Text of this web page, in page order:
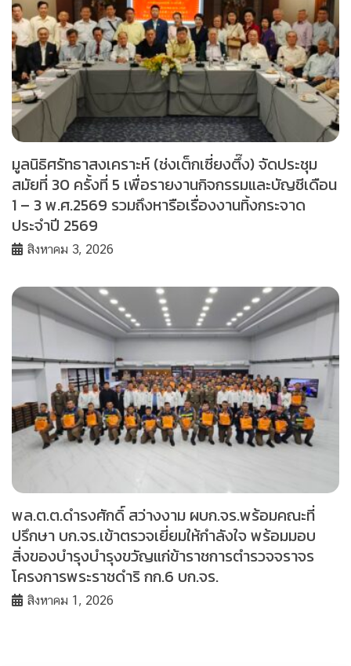
มูลนิธิศรัทธาสงเคราะห์ (ช่งเต็กเซี่ยงตึ๊ง) จัดประชุม
สมัยที่ 30 ครั้งที่ 5 เพื่อรายงานกิจกรรมและบัญชีเดือน
1 – 3 พ.ศ.2569 รวมถึงหารือเรื่องงานทิ้งกระจาด
ประจำปี 2569
สิงหาคม 3, 2026
พล.ต.ต.ดำรงศักดิ์ สว่างงาม ผบก.จร.พร้อมคณะที่
ปรึกษา บก.จร.เข้าตรวจเยี่ยมให้กำลังใจ พร้อมมอบ
สิ่งของบำรุงบำรุงขวัญแก่ข้าราชการตำรวจจราจร
โครงการพระราชดำริ กก.6 บก.จร.
สิงหาคม 1, 2026